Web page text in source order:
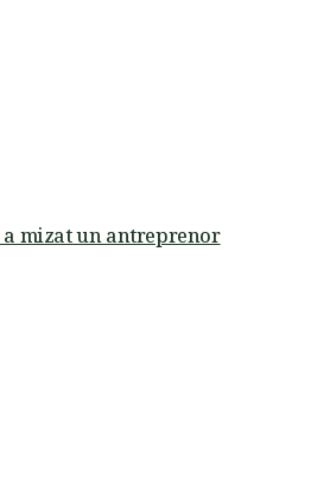
mizat un antreprenor